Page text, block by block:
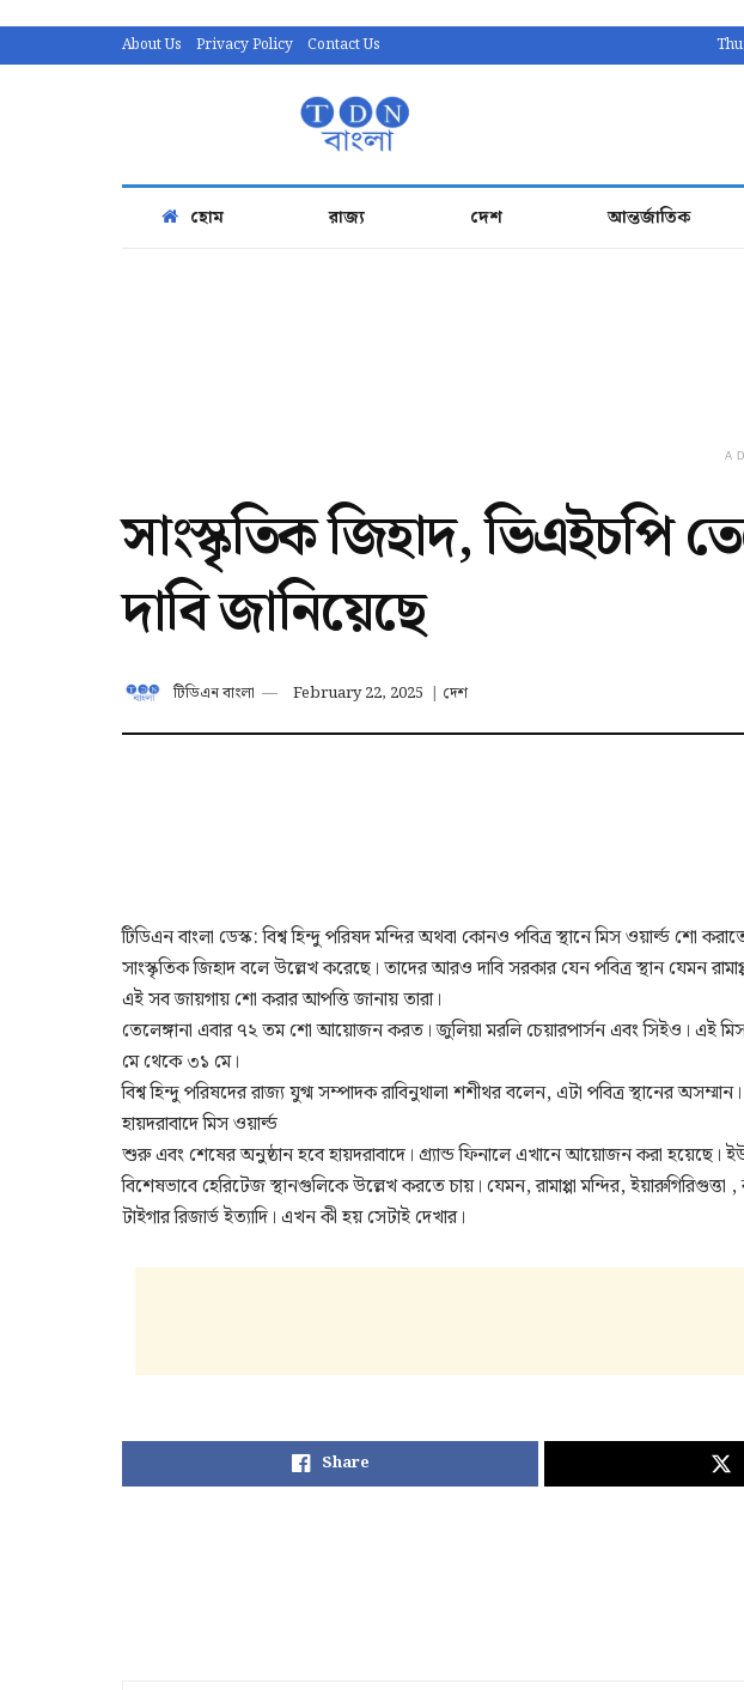
About Us Privacy Policy Contact Us
হোম রাজ্য দেশ আন্তর্জাতিক
সাংস্কৃতিক জিহাদ, ভিএইচপি
দাবি জানিয়েছে
টিডিএন বাংলা February 22, 2025 | দেশ
টিডিএন বাংলা ডেস্ক: বিশ্ব হিন্দু পরিষদ মন্দির অথবা কোনও পবিত্র স্থানে মিস ওয়ার্ল্ড শো
সাংস্কৃতিক জিহাদ বলে উল্লেখ করেছে। তাদের আরও দাবি সরকার যেন পবিত্র স্থান যেমন
এই সব জায়গায় শো করার আপত্তি জানায় তারা।
তেলেঙ্গানা এবার ৭২ তম শো আয়োজন করত। জুলিয়া মরলি চেয়ারপার্সন এবং সিইও। এই
মে থেকে ৩১ মে।
বিশ্ব হিন্দু পরিষদের রাজ্য যুগ্ম সম্পাদক রাবিনুথালা শশীথর বলেন, এটা পবিত্র স্থানের
হায়দরাবাদে মিস ওয়ার্ল্ড
শুরু এবং শেষের অনুষ্ঠান হবে হায়দরাবাদে। গ্র্যান্ড ফিনালে এখানে আয়োজন করা হয়েছে।
বিশেষভাবে হেরিটেজ স্থানগুলিকে উল্লেখ করতে চায়। যেমন, রামাপ্পা মন্দির, ইয়ারুগিরিগুত্তা
টাইগার রিজার্ভ ইত্যাদি। এখন কী হয় সেটাই দেখার।
Share